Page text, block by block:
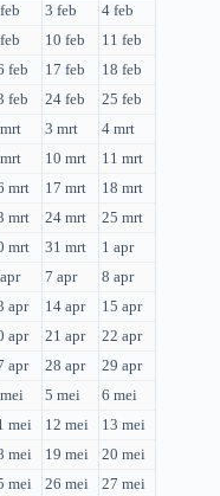
3 feb
4 feb
10 feb
11 feb
feb 17 feb
18 feb
feb 24 feb
25 feb
3 mrt
4 mrt
10 mrt
11 mrt
mrt 17 mrt
18 mrt
mrt 24 mrt
25 mrt
mrt 31 mrt
1 apr
7 apr
8 apr
apr 14 apr
15 apr
apr 21 apr
22 apr
apr 28 apr
29 apr
5 mei
6 mei
mei 12 mei
13 mei
mei 19 mei
20 mei
mei 26 mei
27 mei